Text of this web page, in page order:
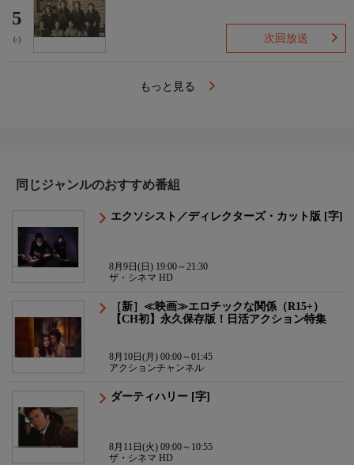
5
(-) 次回放送
もっと見る
同じジャンルのおすすめ番組
エクソシスト／ディレクターズ・カット版 [字]
8月9日(日) 19:00～21:30
ザ・シネマ HD
［新］≪映画≫エロチックな関係（R15+）
【CH初】永久保存版！日活アクション特集
8月10日(月) 00:00～01:45
アクションチャンネル
ダーティハリー [字]
8月11日(火) 09:00～10:55
ザ・シネマ HD